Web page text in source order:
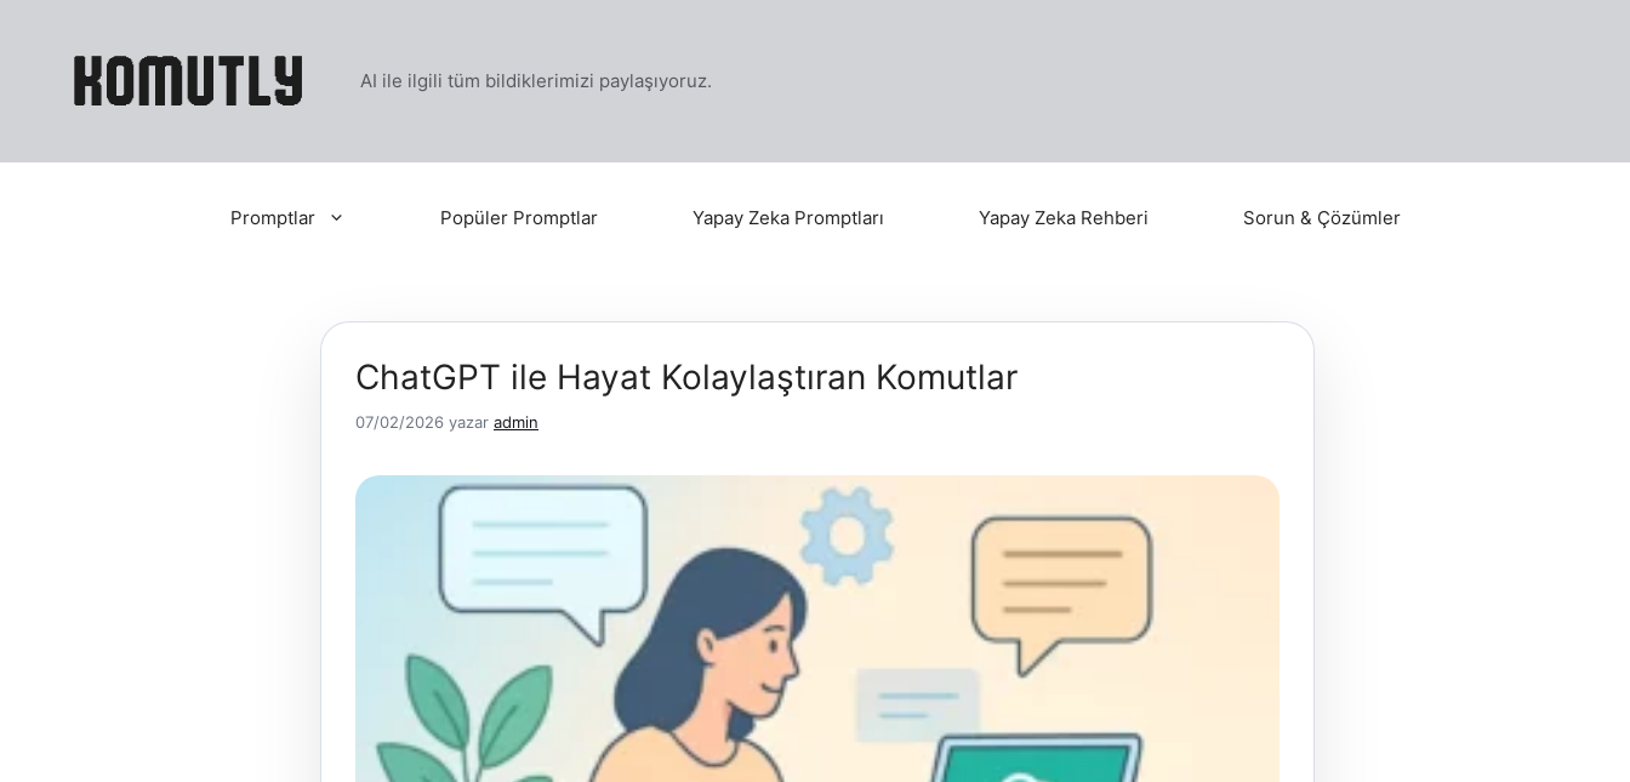
AI ile ilgili tüm bildiklerimizi paylaşıyoruz.
Promptlar Popüler Promptlar Yapay Zeka Promptları Yapay Zeka Rehberi Sorun & Çözümler
ChatGPT ile Hayat Kolaylaştıran Komutlar
07/02/2026 yazar admin